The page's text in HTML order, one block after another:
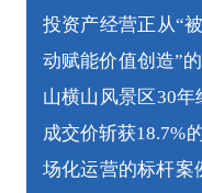
投资产经营正从“
动赋能价值创造”
山横山风景区30
成交价斩获18.7%
场化运营的标杆案